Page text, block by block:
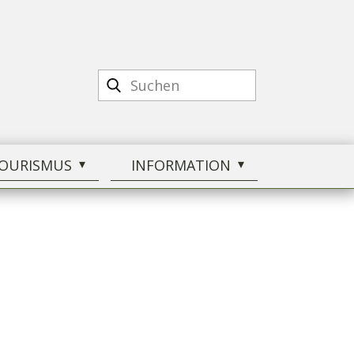
INFORMATION